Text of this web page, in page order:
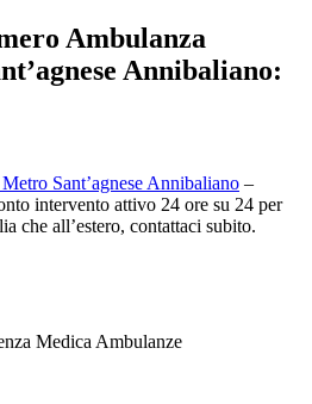
Ambulanza
Annibaliano:
Sant’agnese Annibaliano –
intervento attivo 24 ore su 24 per
che all’estero, contattaci subito.